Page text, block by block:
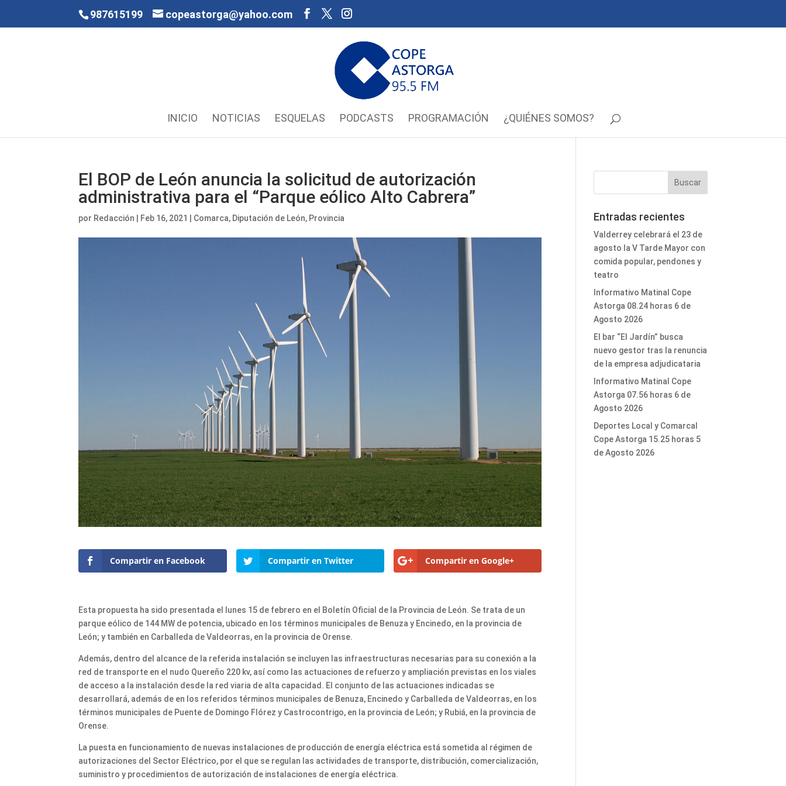
987615199 copeastorga@yahoo.com
INICIO NOTICIAS ESQUELAS PODCASTS PROGRAMACIÓN ¿QUIÉNES SOMOS?
El BOP de León anuncia la solicitud de autorización
administrativa para el “Parque eólico Alto Cabrera”
por Redacción Feb 16, 2021 Comarca, Diputación de León, Provincia
Compartir en Facebook Compartir en Twitter Compartir en Google+
Esta propuesta ha sido presentada el lunes 15 de febrero en el Boletín Oficial de la Provincia de León. Se trata de un
parque eólico de 144 MW de potencia, ubicado en los términos municipales de Benuza y Encinedo, en la provincia de
León; y también en Carballeda de Valdeorras, en la provincia de Orense.
Además, dentro del alcance de la referida instalación se incluyen las infraestructuras necesarias para su conexión a la
red de transporte en el nudo Quereño 220 kv, así como las actuaciones de refuerzo y ampliación previstas en los viales
de acceso a la instalación desde la red viaria de alta capacidad. El conjunto de las actuaciones indicadas se
desarrollará, además de en los referidos términos municipales de Benuza, Encinedo y Carballeda de Valdeorras, en los
términos municipales de Puente de Domingo Flórez y Castrocontrigo, en la provincia de León; y Rubiá, en la provincia de
Orense.
La puesta en funcionamiento de nuevas instalaciones de producción de energía eléctrica está sometida al régimen de
autorizaciones del Sector Eléctrico, por el que se regulan las actividades de transporte, distribución, comercialización,
suministro y procedimientos de autorización de instalaciones de energía eléctrica.
Entradas recientes
Valderrey celebrará el 23 de
agosto la V Tarde Mayor con
comida popular, pendones y
teatro
Informativo Matinal Cope
Astorga 08.24 horas 6 de
Agosto 2026
El bar “El Jardín” busca
nuevo gestor tras la renuncia
de la empresa adjudicataria
Informativo Matinal Cope
Astorga 07.56 horas 6 de
Agosto 2026
Deportes Local y Comarcal
Cope Astorga 15.25 horas 5
de Agosto 2026